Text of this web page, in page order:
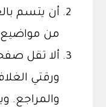
أن يتسم
من
ورقتي
والمراجع.